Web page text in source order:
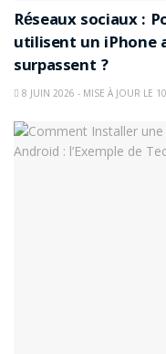
Réseaux sociaux :
utilisent un iPhone
surpassent ?
8 JUIN 2026 - MISE À JOUR LE